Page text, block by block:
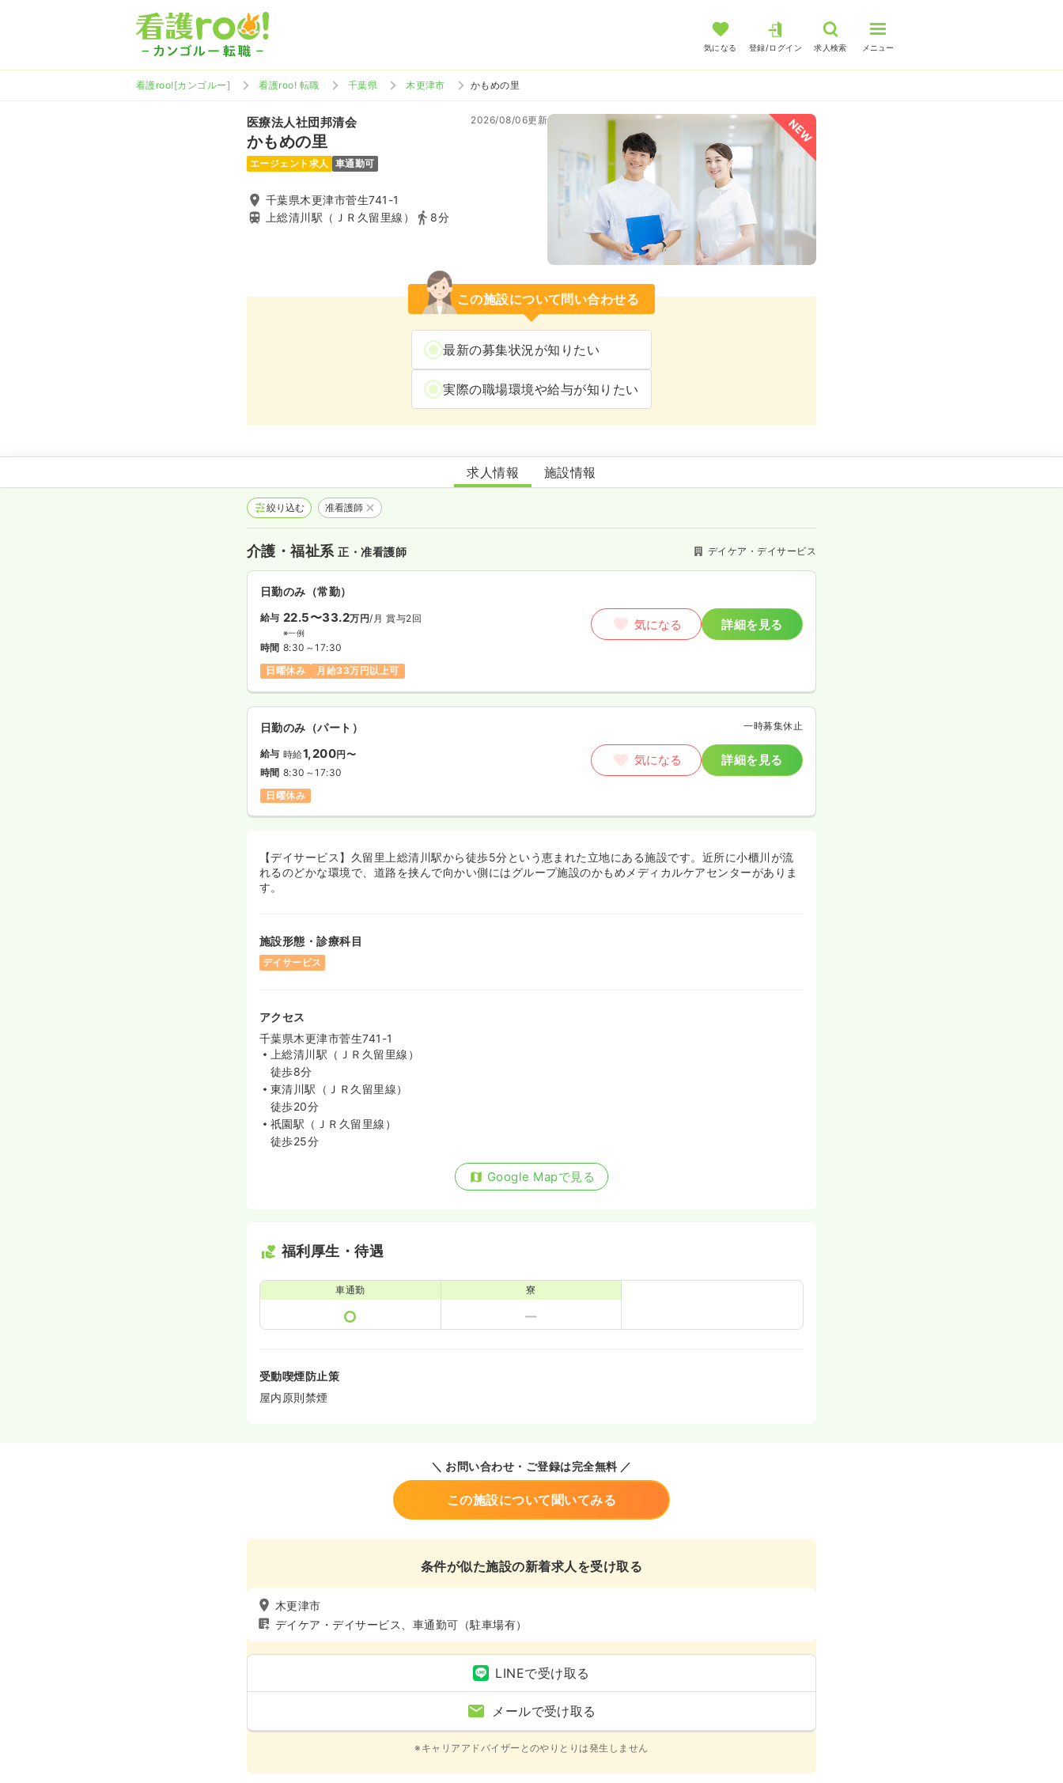
気になる 登録/ログイン 求人検索 メニュー
看護roo![カンゴルー] 看護roo! 転職 千葉県 木更津市 かもめの里
NEW
医療法人社団邦清会
かもめの里
2026/08/06更新
エージェント求人 車通勤可
千葉県木更津市菅生741-1
上総清川駅（ＪＲ久留里線）
8分
この施設について問い合わせる
最新の募集状況が知りたい
実際の職場環境や給与が知りたい
かもめの里
求人情報 施設情報
絞り込む 准看護師
介護・福祉系正・准看護師 デイケア・デイサービス
日勤のみ（常勤）
給与 22.5〜33.2万円/月 賞与2回
※一例
時間 8:30～17:30
日曜休み
月給33万円以上可
気になる 詳細を見る
日勤のみ（パート） 一時募集休止
給与 時給1,200円〜
時間 8:30～17:30
日曜休み
気になる 詳細を見る
【デイサービス】久留里上総清川駅から徒歩5分という恵まれた立地にある施設です。近所に小櫃川が流
れるのどかな環境で、道路を挟んで向かい側にはグループ施設のかもめメディカルケアセンターがありま
す。
施設形態・診療科目
デイサービス
アクセス
千葉県木更津市菅生741-1
上総清川駅（ＪＲ久留里線）
徒歩8分
東清川駅（ＪＲ久留里線）
徒歩20分
祇園駅（ＪＲ久留里線）
徒歩25分
Google Mapで見る
福利厚生・待遇
車通勤 寮
受動喫煙防止策
屋内原則禁煙
＼ お問い合わせ・ご登録は完全無料 ／
この施設について聞いてみる
条件が似た施設の新着求人を受け取る
木更津市
デイケア・デイサービス、車通勤可（駐車場有）
LINEで受け取る
メールで受け取る
※キャリアアドバイザーとのやりとりは発生しません